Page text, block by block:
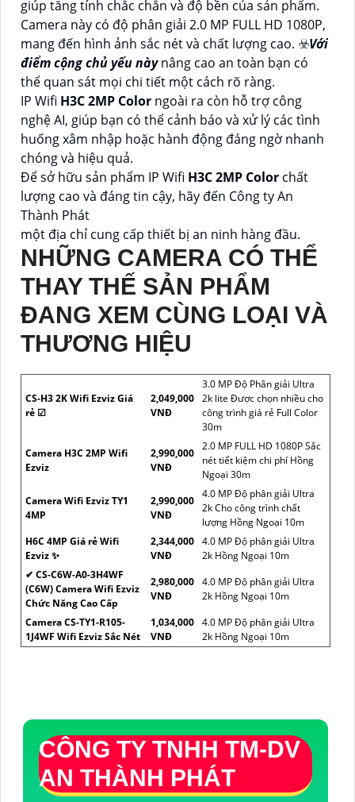
giúp tăng tính chắc chắn và độ bền của sản phẩm.
Camera này có độ phân giải 2.0 MP FULL HD 1080P,
mang đến hình ảnh sắc nét và chất lượng cao. ☣️Với
điểm cộng chủ yếu nàynâng cao an toàn bạn có
thể quan sát mọi chi tiết một cách rõ ràng.
IP Wifi H3C 2MP Color ngoài ra còn hỗ trợ công
nghệ AI, giúp bạn có thể cảnh báo và xử lý các tình
huống xâm nhập hoặc hành động đáng ngờ nhanh
chóng và hiệu quả.
Để sở hữu sản phẩm IP Wifi H3C 2MP Color chất
lượng cao và đáng tin cậy, hãy đến Công ty An
Thành Phát
một địa chỉ cung cấp thiết bị an ninh hàng đầu.
NHỮNG CAMERA CÓ THỂ
THAY THẾ SẢN PHẨM
ĐANG XEM CÙNG LOẠI VÀ
THƯƠNG HIỆU
CS-H3 2K Wifi Ezviz Giá
rẻ ☑
2,049,000
VNĐ
3.0 MP Độ Phân giải Ultra
2k lite Được chọn nhiều cho
công trình giá rẻ Full Color
30m
Camera H3C 2MP Wifi
Ezviz
2,990,000
VNĐ
2.0 MP FULL HD 1080P Sắc
nét tiết kiệm chi phí Hồng
Ngoại 30m
Camera Wifi Ezviz TY1
4MP
2,990,000
VNĐ
4.0 MP Độ phân giải Ultra
2k Cho công trình chất
lượng Hồng Ngoại 10m
H6C 4MP Giá rẻ Wifi
Ezviz ✨
2,344,000
VNĐ
4.0 MP Độ phân giải Ultra
2k Hồng Ngoại 10m
✔ CS-C6W-A0-3H4WF
(C6W) Camera Wifi Ezviz
Chức Năng Cao Cấp
2,980,000
VNĐ
4.0 MP Độ phân giải Ultra
2k Hồng Ngoại 10m
Camera CS-TY1-R105-
1J4WF Wifi Ezviz Sắc Nét
1,034,000
VNĐ
4.0 MP Độ phân giải Ultra
2k Hồng Ngoại 10m
CÔNG TY TNHH TM-DV
AN THÀNH PHÁT